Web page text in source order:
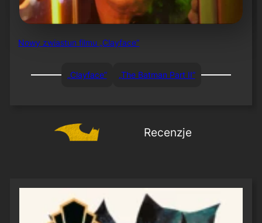
Nowy zwiastun filmu „Clayface”
„Clayface” „The Batman Part II”
Recenzje